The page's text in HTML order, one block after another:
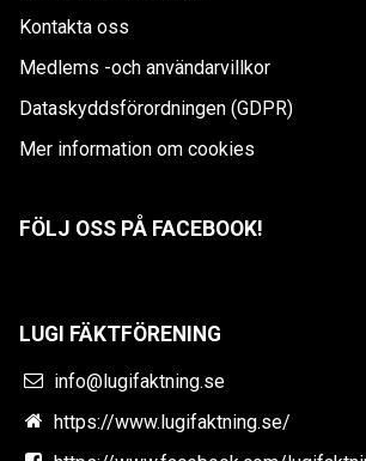
Kontakta oss
Medlems -och användarvillkor
Dataskyddsförordningen (GDPR)
Mer information om cookies
FÖLJ OSS PÅ FACEBOOK!
LUGI FÄKTFÖRENING
info@lugifaktning.se
https://www.lugifaktning.se/